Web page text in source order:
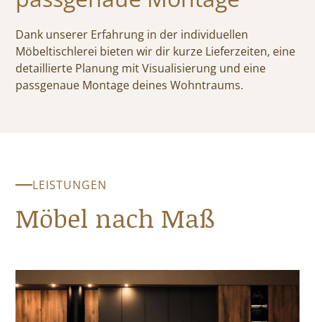
Dank unserer Erfahrung in der individuellen
Möbeltischlerei bieten wir dir kurze Lieferzeiten, eine
detaillierte Planung mit Visualisierung und eine
passgenaue Montage deines Wohntraums.
LEISTUNGEN
Möbel nach Maß